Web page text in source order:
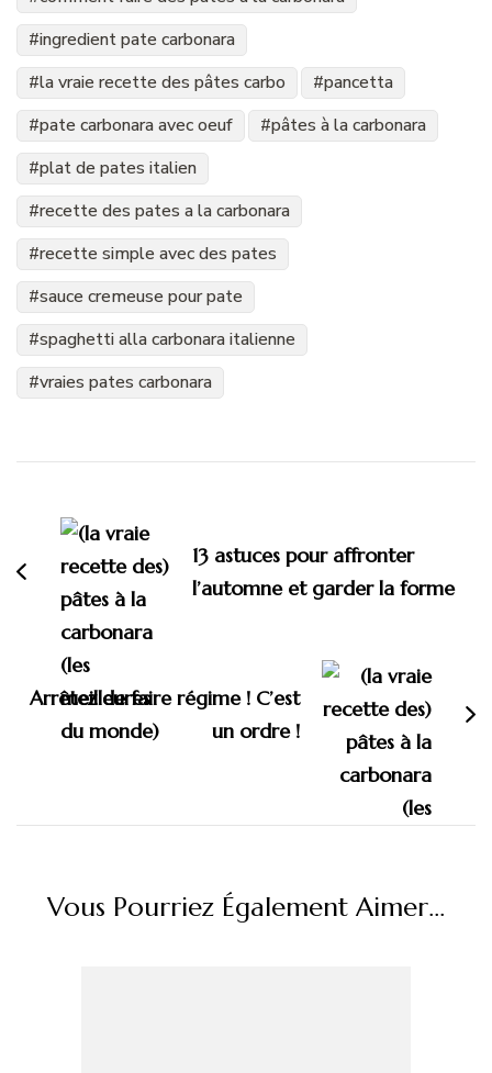
ingredient pate carbonara
la vraie recette des pâtes carbo
pancetta
pate carbonara avec oeuf
pâtes à la carbonara
plat de pates italien
recette des pates a la carbonara
recette simple avec des pates
sauce cremeuse pour pate
spaghetti alla carbonara italienne
vraies pates carbonara
d'article
13 astuces pour affronter
l’automne et garder la forme
Arrêtez de faire régime ! C’est
un ordre !
Vous Pourriez Également Aimer...